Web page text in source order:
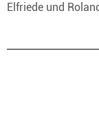
Elfriede und